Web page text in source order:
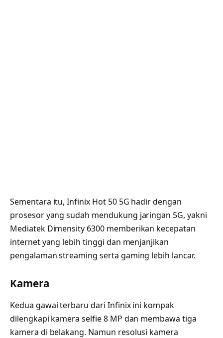
Sementara itu, Infinix Hot 50 5G hadir dengan
prosesor yang sudah mendukung jaringan 5G, yakni
Mediatek Dimensity 6300 memberikan kecepatan
internet yang lebih tinggi dan menjanjikan
pengalaman streaming serta gaming lebih lancar.
Kamera
Kedua gawai terbaru dari Infinix ini kompak
dilengkapi kamera selfie 8 MP dan membawa tiga
kamera di belakang. Namun resolusi kamera